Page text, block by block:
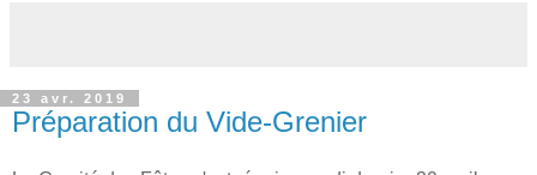
23 avr. 2019
Préparation du Vide-Grenier